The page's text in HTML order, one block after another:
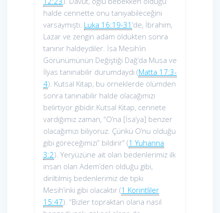
halde cennette onu tanıyabileceğini
varsaymıştı. Luka 16:19-31 ’de, İbrahim,
Lazar ve zengin adam öldükten sonra
tanınır haldeydiler. İsa Mesih’in
Görünümünün Değiştiği Dağ’da Musa ve
İlyas tanınabilir durumdaydı (Matta 17:3-
4). Kutsal Kitap, bu örneklerde ölümden
sonra tanınabilir halde olacağımızı
belirtiyor gibidir.Kutsal Kitap, cennete
vardığımız zaman, “O’na [İsa’ya] benzer
olacağımızı biliyoruz. Çünkü O’nu olduğu
gibi göreceğimizi” bildirir” (1 Yuhanna
3:2). Yeryüzüne ait olan bedenlerimiz ilk
insan olan Adem’den olduğu gibi,
diriltilmiş bedenlerimiz de tıpkı
Mesih’inki gibi olacaktır (1 Korintliler
15:47). “Bizler topraktan olana nasıl